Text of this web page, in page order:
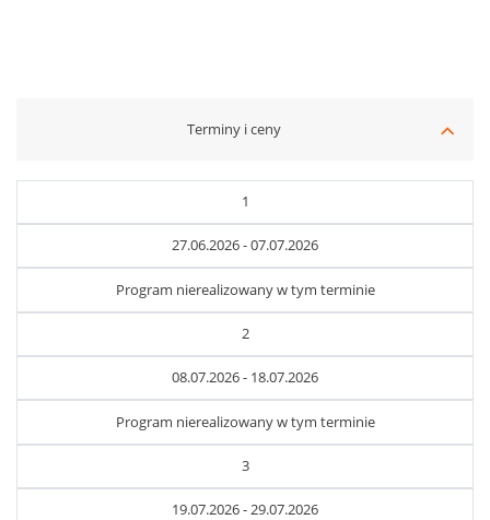
Terminy i ceny
1
27.06.2026 - 07.07.2026
Program nierealizowany w tym terminie
2
08.07.2026 - 18.07.2026
Program nierealizowany w tym terminie
3
19.07.2026 - 29.07.2026